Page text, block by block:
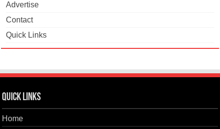
Advertise
Contact
Quick Links
Quick Links
Home